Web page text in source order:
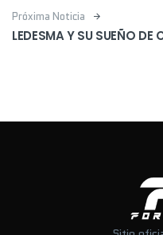
Próxima Noticia
LEDESMA Y SU SUEÑO DE